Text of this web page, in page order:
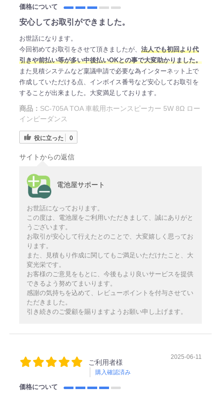
価格について
安心してお取引ができました。
お世話になります。
今回初めてお取引をさせて頂きましたが、 法人でも初回より代
引きや前払い等が多い中後払いOKとの事で大変助かりました。
また見積システムなど稟議申請で必要な為インターネット上で
作成していただける点、インボイス番号など安心してお取引を
することが出来ました。大変満足しております。
商品： SC-705A TOA 車載用ホーンスピーカー 5W 8Ω ロー
インピーダンス
役に立った 0
サイトからの返信
電池屋サポート
お世話になっております。
この度は、電池屋をご利用いただきまして、誠にありがと
うございます。
お取引が安心して行えたとのことで、大変嬉しく思ってお
ります。
また、見積もり作成に関してもご満足いただけたこと、大
変光栄です。
お客様のご意見をもとに、今後もより良いサービスを提供
できるよう努めてまいります。
感謝の気持ちを込めて、レビューポイントを付与させてい
ただきました。
引き続きのご愛顧を賜りますようお願い申し上げます。
ご利用者様
購入確認済み
2025-06-11
価格について